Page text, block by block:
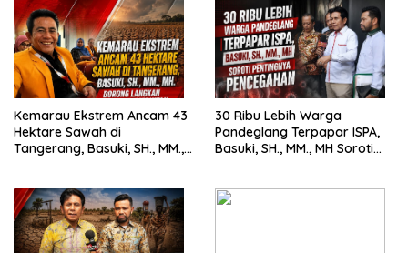
Kemarau Ekstrem Ancam 43
Hektare Sawah di
Tangerang, Basuki, SH., MM.,
30 Ribu Lebih Warga
Pandeglang Terpapar ISPA,
Basuki, SH., MM., MH Soroti